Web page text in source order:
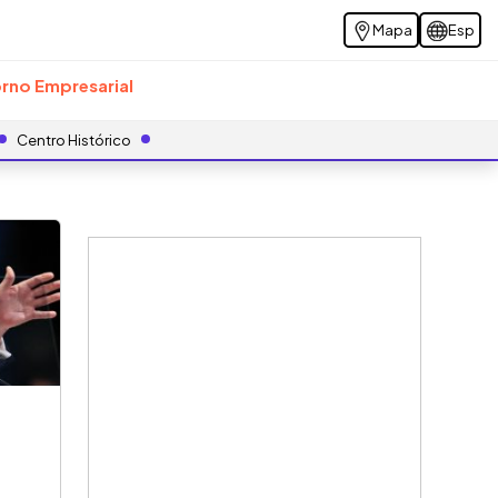
Mapa Esp
Empresarial
Centro Histórico